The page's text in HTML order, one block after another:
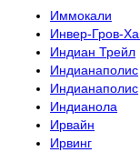
Иммокали
Инвер-Гров-
Индиан Трейл
Индианаполис
Индианаполис
Индианола
Ирвайн
Ирвинг